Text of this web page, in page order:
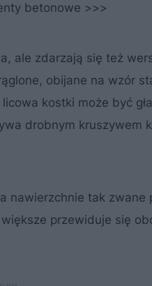
betonowe >>>
ale zdarzają się też
obijane na wzór
kostki może być
drobnym kruszywem
nawierzchnie tak zwane
przewiduje się